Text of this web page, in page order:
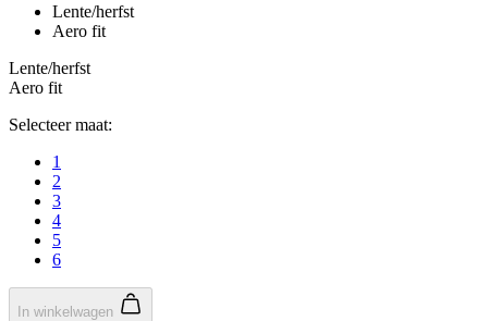
Lente/herfst
Aero fit
Lente/herfst
Aero fit
Selecteer maat:
1
2
3
4
5
6
In winkelwagen